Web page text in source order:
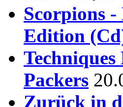
Scorpions
Edition
Packers
Zurück in